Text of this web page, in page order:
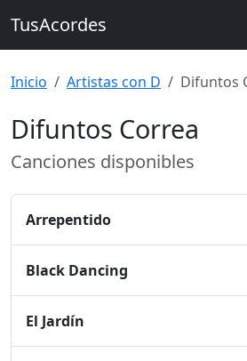
TusAcordes
Inicio Artistas con D Difuntos
Difuntos Correa
Canciones disponibles
Arrepentido
Black Dancing
El Jardín